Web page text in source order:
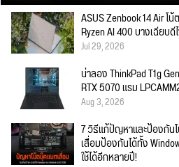
ASUS Zenbook 14 Air โ
Ryzen AI 400 บางเฉียบ
Jul 29, 2026
น่าลอง ThinkPad T1g
RTX 5070 แรม
Aug 3, 2026
7 วิธีแก้ปัญหาและป้องกัน
เสื่อมป้องกันได้ทั้ง
ใช้ได้อีกหลายปี!